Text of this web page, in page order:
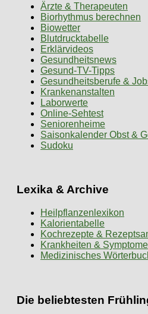
Ärzte & Therapeuten
Biorhythmus berechnen
Biowetter
Blutdrucktabelle
Erklärvideos
Gesundheitsnews
Gesund-TV-Tipps
Gesundheitsberufe &
Krankenanstalten
Laborwerte
Online-Sehtest
Seniorenheime
Saisonkalender Obst &
Sudoku
Lexika & Archive
Heilpflanzenlexikon
Kalorientabelle
Kochrezepte &
Krankheiten & Symptome
Medizinisches
Die beliebtesten